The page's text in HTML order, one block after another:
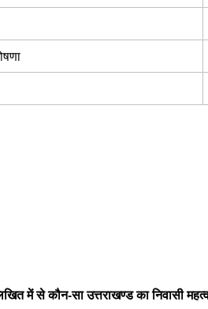
में से कौन-सा उत्तराखण्ड का निवासी